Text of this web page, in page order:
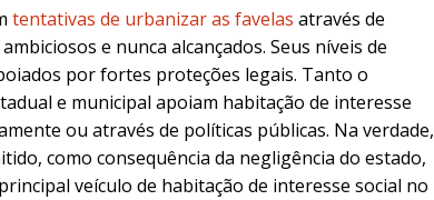
tentativas de urbanizar as favelas através de
e nunca alcançados. Seus níveis de
por fortes proteções legais. Tanto o
e municipal apoiam habitação de interesse
ou através de políticas públicas. Na verdade,
como consequência da negligência do estado,
veículo de habitação de interesse social no